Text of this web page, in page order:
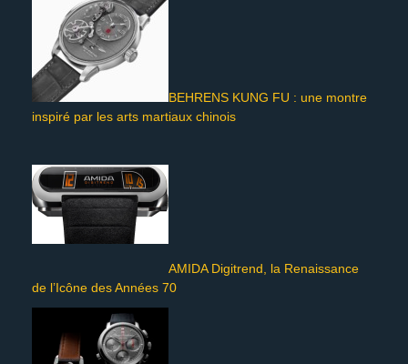
BEHRENS KUNG FU : une montre
inspiré par les arts martiaux chinois
AMIDA Digitrend, la Renaissance
de l’Icône des Années 70